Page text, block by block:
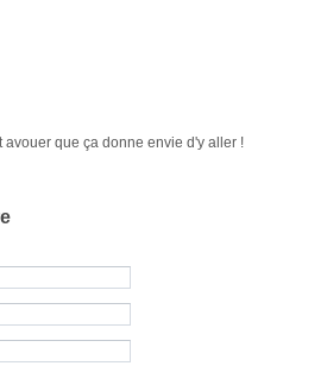
avouer que ça donne envie d'y aller !